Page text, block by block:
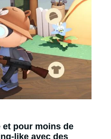
et pour moins de
like avec des